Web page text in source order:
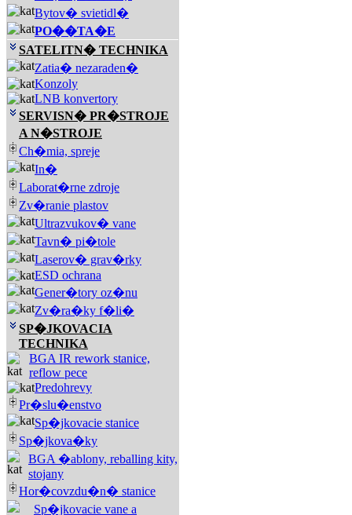
Bytov� svietidl�
PO��TA�E
SATELITN� TECHNIKA
Zatia� nezaraden�
Konzoly
LNB konvertory
SERVISN� PR�STROJE
A N�STROJE
Ch�mia, spreje
In�
Laborat�rne zdroje
Zv�ranie plastov
Ultrazvukov� vane
Tavn� pi�tole
Laserov� grav�rky
ESD ochrana
Gener�tory oz�nu
Zv�ra�ky f�li�
SP�JKOVACIA
TECHNIKA
BGA IR rework stanice,
reflow pece
Predohrevy
Pr�slu�enstvo
Sp�jkovacie stanice
Sp�jkova�ky
BGA �ablony, reballing kity,
stojany
Hor�covzdu�n� stanice
Sp�jkovacie vane a